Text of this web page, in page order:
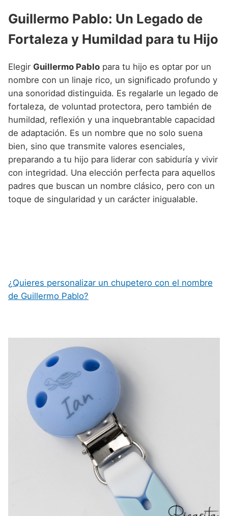
Guillermo Pablo: Un Legado de
Fortaleza y Humildad para tu Hijo
Elegir Guillermo Pablo para tu hijo es optar por un
nombre con un linaje rico, un significado profundo y
una sonoridad distinguida. Es regalarle un legado de
fortaleza, de voluntad protectora, pero también de
humildad, reflexión y una inquebrantable capacidad
de adaptación. Es un nombre que no solo suena
bien, sino que transmite valores esenciales,
preparando a tu hijo para liderar con sabiduría y vivir
con integridad. Una elección perfecta para aquellos
padres que buscan un nombre clásico, pero con un
toque de singularidad y un carácter inigualable.
¿Quieres personalizar un chupetero con el nombre
de Guillermo Pablo?